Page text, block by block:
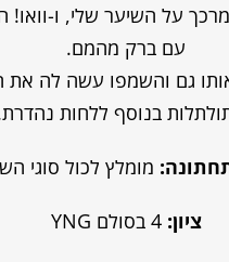
על השיער שלי, ו-
עם ברק מהמם.
גם והשמפו עשה לה את
בנוסף ללחות
מומלץ לכול סוגי
ציון: 4 בסולם YNG